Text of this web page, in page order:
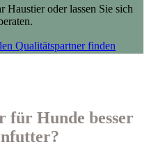
Haustier oder lassen Sie sich
Qualitätspartner finden
für Hunde besser